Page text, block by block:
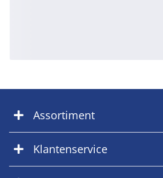
Assortiment
Klantenservice